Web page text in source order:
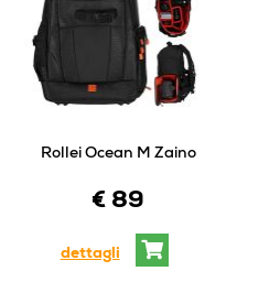
Rollei Ocean M Zaino
€ 89
dettagli